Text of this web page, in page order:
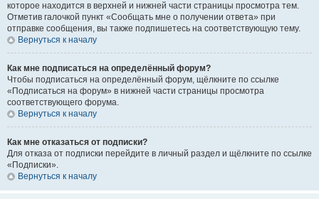
которое находится в верхней и нижней части страницы просмотра тем.
Отметив галочкой пункт «Сообщать мне о получении ответа» при
отправке сообщения, вы также подпишетесь на соответствующую тему.
Вернуться к началу
Как мне подписаться на определённый форум?
Чтобы подписаться на определённый форум, щёлкните по ссылке
«Подписаться на форум» в нижней части страницы просмотра
соответствующего форума.
Вернуться к началу
Как мне отказаться от подписки?
Для отказа от подписки перейдите в личный раздел и щёлкните по ссылке
«Подписки».
Вернуться к началу